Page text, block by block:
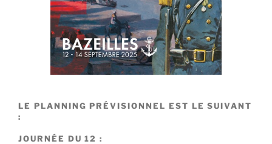
LE PLANNING PRÉVISIONNEL EST LE SUIVANT
:
JOURNÉE DU 12 :